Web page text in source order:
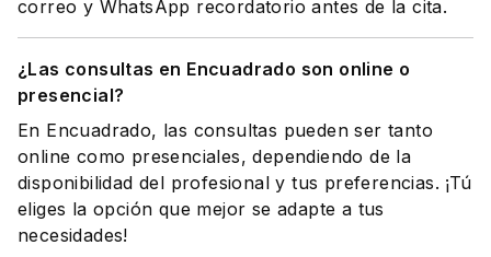
correo y WhatsApp recordatorio antes de la cita.
¿Las consultas en Encuadrado son online o
presencial?
En Encuadrado, las consultas pueden ser tanto
online como presenciales, dependiendo de la
disponibilidad del profesional y tus preferencias. ¡Tú
eliges la opción que mejor se adapte a tus
necesidades!